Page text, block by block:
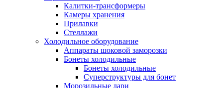
Калитки-трансформеры
Камеры хранения
Прилавки
Стеллажи
Холодильное оборудование
Аппараты шоковой заморозки
Бонеты холодильные
Бонеты холодильные
Суперструктуры для бонет
Морозильные лари